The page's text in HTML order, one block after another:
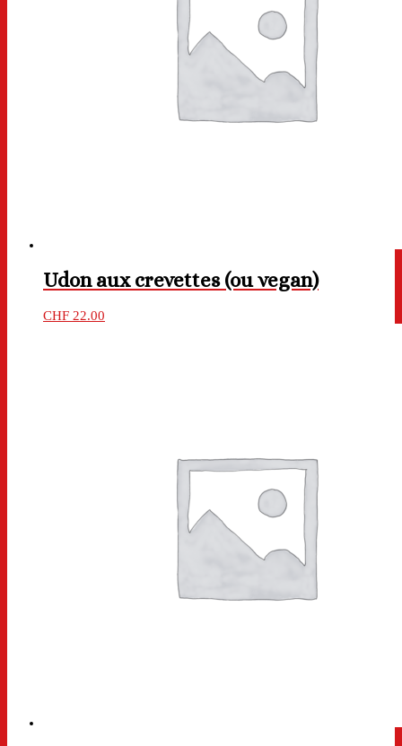
Udon aux crevettes (ou vegan)
CHF 22.00